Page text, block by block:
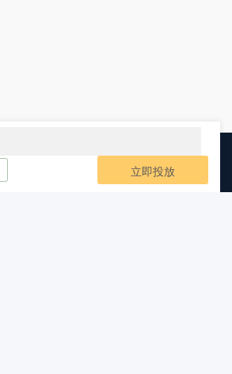
立即投放